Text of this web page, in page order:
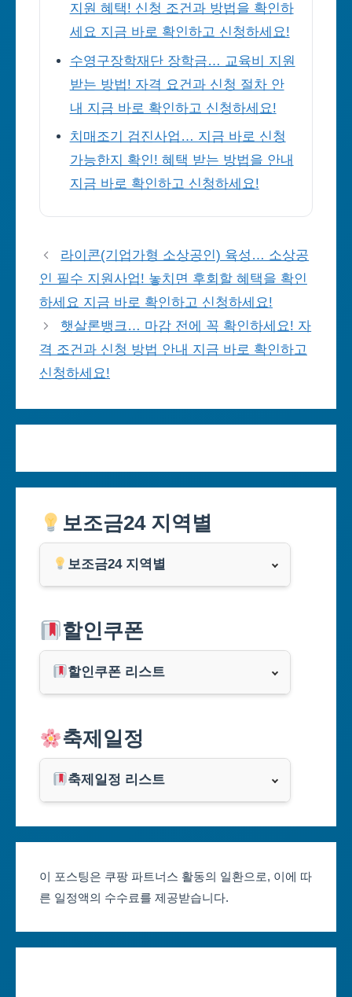
지원 혜택! 신청 조건과 방법을 확인하
세요 지금 바로 확인하고 신청하세요!
수영구장학재단 장학금… 교육비 지원
받는 방법! 자격 요건과 신청 절차 안
내 지금 바로 확인하고 신청하세요!
치매조기 검진사업… 지금 바로 신청
가능한지 확인! 혜택 받는 방법을 안내
지금 바로 확인하고 신청하세요!
라이콘(기업가형 소상공인) 육성… 소상공
인 필수 지원사업! 놓치면 후회할 혜택을 확인
하세요 지금 바로 확인하고 신청하세요!
햇살론뱅크… 마감 전에 꼭 확인하세요! 자
격 조건과 신청 방법 안내 지금 바로 확인하고
신청하세요!
보조금24 지역별
보조금24 지역별
부산광역시
대구광역시
인천광역시
광주광역시
대전광역시
할인쿠폰
할인쿠폰 리스트
쿠팡
클룩
축제일정
축제일정 리스트
대구축제 일정
인천축제 일정
이 포스팅은 쿠팡 파트너스 활동의 일환으로, 이에 따
른 일정액의 수수료를 제공받습니다.